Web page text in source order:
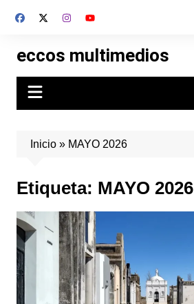
eccos multimedios
Inicio» MAYO 2026
Etiqueta: MAYO 2026